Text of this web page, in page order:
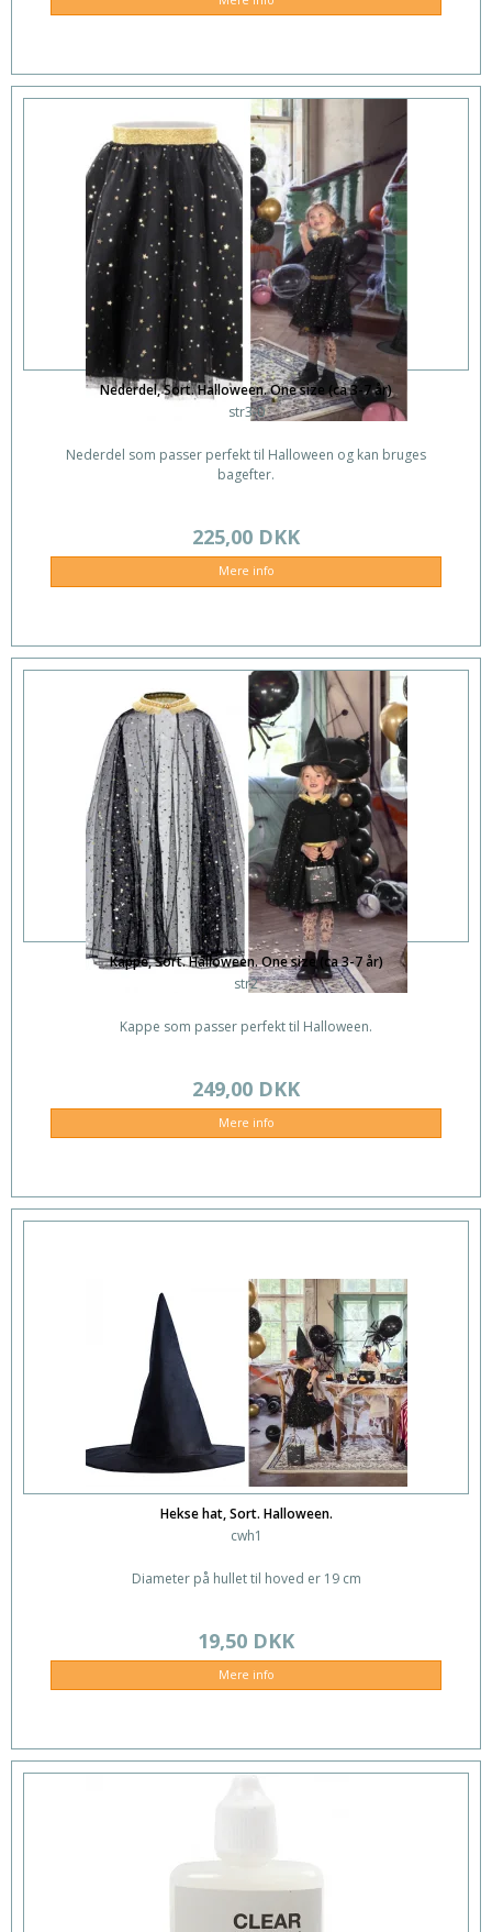
Nederdel, Sort. Halloween. One size (ca 3-7 år)
str3-0
Nederdel som passer perfekt til Halloween og kan bruges
bagefter.
225,00 DKK
Mere info
Kappe, Sort. Halloween. One size (ca 3-7 år)
str2
Kappe som passer perfekt til Halloween.
249,00 DKK
Mere info
Hekse hat, Sort. Halloween.
cwh1
Diameter på hullet til hoved er 19 cm
19,50 DKK
Mere info